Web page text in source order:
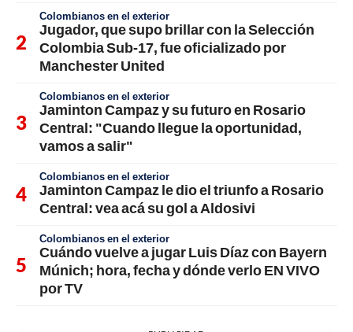
Colombianos en el exterior
Jugador, que supo brillar con la Selección
Colombia Sub-17, fue oficializado por
Manchester United
Colombianos en el exterior
Jaminton Campaz y su futuro en Rosario
Central: "Cuando llegue la oportunidad,
vamos a salir"
Colombianos en el exterior
Jaminton Campaz le dio el triunfo a Rosario
Central: vea acá su gol a Aldosivi
Colombianos en el exterior
Cuándo vuelve a jugar Luis Díaz con Bayern
Múnich; hora, fecha y dónde verlo EN VIVO
por TV